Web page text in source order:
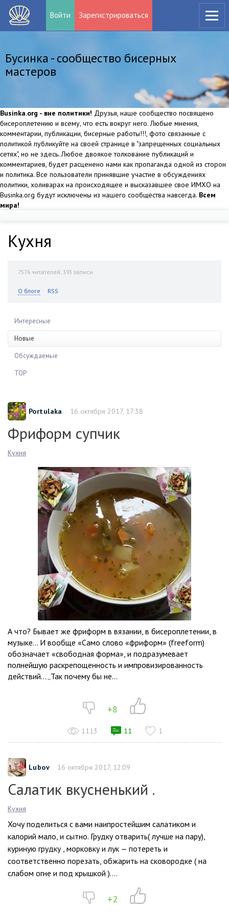
Войти Зарегистрироваться
Бусинка - сообщество бисерных
мастеров
Businka.org - вне политики! Друзья, наше сообщество посвящено
бисероплетению и всему, что есть вокруг него. Любые мнения,
комментарии, публикации, бисерные работы!!!, фото связанные с
политикой публикуйте на своей странице в "запрещенных социальных
сетях", но не здесь. Любое двоякое толкование публикаций и
комментариев, будет расценено нами как пропаганда одной из сторон
и политика. Все пользователи принявшие участие в обсуждениях
политики, холиварах на происходящее и высказавшее свое ИМХО на
Businka.org будут исключены из нашего сообщества навсегда. Всем
мира!
Кухня
7576 читателей, 393 записи
О блоге RSS
Интересные
Новые
Обсуждаемые
TOP
Portulaka 16 октября 2017, 17:38
Фриформ супчик
Кухня
А что? Бывает же фриформ в вязании, в бисероплетении, в
музыке… И вообще «Само слово «фриформ» (freeform)
обозначает «свободная форма», и подразумевает
полнейшую раскрепощенность и импровизированность
действий… „Так почему бы не...
+8
1113 11 1
Lubov 16 октября 2017, 12:09
Салатик вкусненький .
Кухня
Хочу поделиться с вами наипростейшим салатиком и
калорий мало, и сытно. Грудку отварить( лучше на пару),
куриную грудку , морковку и лук — потереть и
соответственно порезать, обжарить на сковородке ( на
слабом огне и под крышкой )....
+2